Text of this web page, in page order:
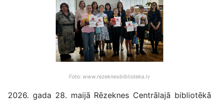
Foto: www.rezeknesbiblioteka.lv
2026. gada 28. maijā Rēzeknes Centrālajā bibliotēkā